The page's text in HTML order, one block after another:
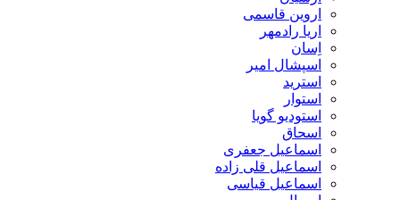
اروین قاسمی
اریا رادمهر
اِسان
اسپشال امیر
استرید
استوار
استودیو گویا
اسحاق
اسماعیل جعفری
اسماعیل قلی زاده
اسماعیل قیاسی